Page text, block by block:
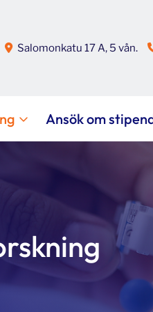
Salomonkatu 17 A, 5 vån.
Ansök om